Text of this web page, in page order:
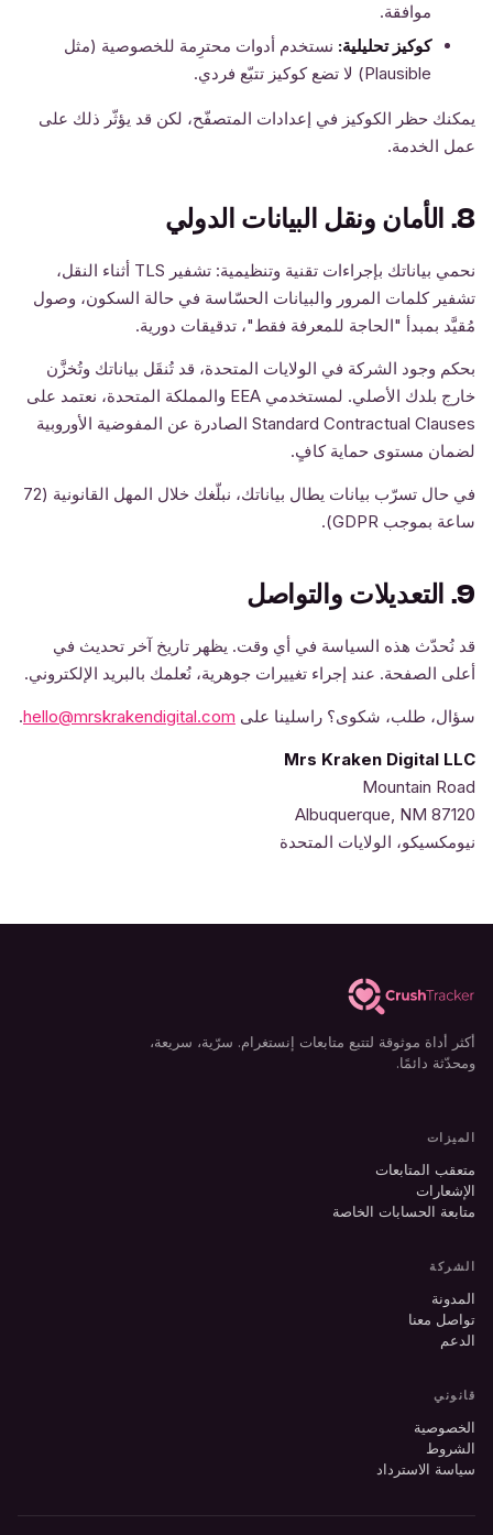
موافقة.
كوكيز تحليلية: نستخدم أدوات محترِمة للخصوصية (مثل
Plausible) لا تضع كوكيز تتبّع فردي.
يمكنك حظر الكوكيز في إعدادات المتصفّح، لكن قد يؤثّر ذلك على
عمل الخدمة.
8. الأمان ونقل البيانات الدولي
نحمي بياناتك بإجراءات تقنية وتنظيمية: تشفير TLS أثناء النقل،
تشفير كلمات المرور والبيانات الحسّاسة في حالة السكون، وصول
مُقيَّد بمبدأ "الحاجة للمعرفة فقط"، تدقيقات دورية.
بحكم وجود الشركة في الولايات المتحدة، قد تُنقَل بياناتك وتُخزَّن
خارج بلدك الأصلي. لمستخدمي EEA والمملكة المتحدة، نعتمد على
Standard Contractual Clauses الصادرة عن المفوضية الأوروبية
لضمان مستوى حماية كافٍ.
في حال تسرّب بيانات يطال بياناتك، نبلّغك خلال المهل القانونية (72
ساعة بموجب GDPR).
9. التعديلات والتواصل
قد نُحدّث هذه السياسة في أي وقت. يظهر تاريخ آخر تحديث في
أعلى الصفحة. عند إجراء تغييرات جوهرية، نُعلمك بالبريد الإلكتروني.
سؤال، طلب، شكوى؟ راسلينا على hello@mrskrakendigital.com
.
Mrs Kraken Digital LLC
Mountain Road
Albuquerque, NM 87120
نيومكسيكو، الولايات المتحدة
أكثر أداة موثوقة لتتبع متابعات إنستغرام. سرّية، سريعة،
ومحدّثة دائمًا.
الميزات
متعقب المتابعات
الإشعارات
متابعة الحسابات الخاصة
الشركة
المدونة
تواصل معنا
الدعم
قانوني
الخصوصية
الشروط
سياسة الاسترداد